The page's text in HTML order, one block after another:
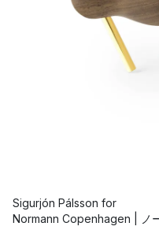
Sigurjón Pálsson for
Normann Copenhagen | ノ